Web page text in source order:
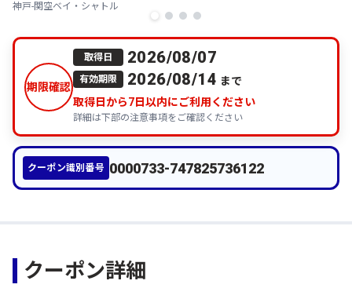
ベイ・シャトル
期限確認
取得日 2026/08/07
有効期限 2026/08/14 まで
取得日から7 日以内にご利用ください
詳細は下部の注意事項をご確認ください
クーポン識別番号 0000733-747825736122
クーポン詳細